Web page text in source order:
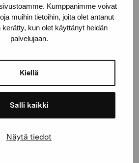
Kumppanimme voivat
muihin tietoihin, joita olet antanut
kerätty, kun olet käyttänyt heidän
palvelujaan.
Kiellä
Salli kaikki
Näytä tiedot
-säätiö
11